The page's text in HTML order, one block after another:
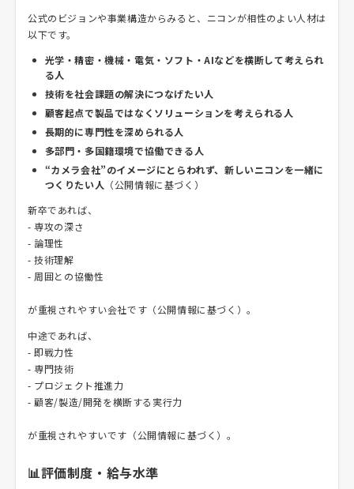
公式のビジョンや事業構造からみると、ニコンが相性のよい人材は
以下です。
光学・精密・機械・電気・ソフト・AIなどを横断して考えられ
る人
技術を社会課題の解決につなげたい人
顧客起点で製品ではなくソリューションを考えられる人
長期的に専門性を深められる人
多部門・多国籍環境で協働できる人
“カメラ会社”のイメージにとらわれず、新しいニコンを一緒に
つくりたい人 （公開情報に基づく）
新卒であれば、
- 専攻の深さ
- 論理性
- 技術理解
- 周囲との協働性
が重視されやすい会社です（公開情報に基づく）。
中途であれば、
- 即戦力性
- 専門技術
- プロジェクト推進力
- 顧客/製造/開発を横断する実行力
が重視されやすいです（公開情報に基づく）。
📊評価制度・給与水準